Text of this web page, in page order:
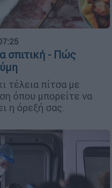
σπιτική - Πώς
τέλεια πίτσα με
όπου μπορείτε να
η όρεξή σας.